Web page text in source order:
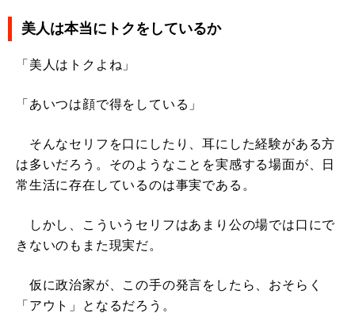
美人は本当にトクをしているか
「美人はトクよね」
「あいつは顔で得をしている」
そんなセリフを口にしたり、耳にした経験がある方
は多いだろう。そのようなことを実感する場面が、日
常生活に存在しているのは事実である。
しかし、こういうセリフはあまり公の場では口にで
きないのもまた現実だ。
仮に政治家が、この手の発言をしたら、おそらく
「アウト」となるだろう。